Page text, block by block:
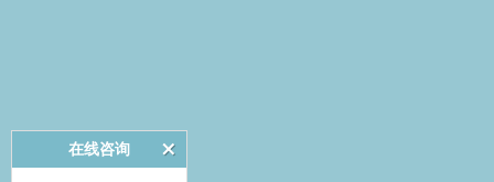
在线咨询